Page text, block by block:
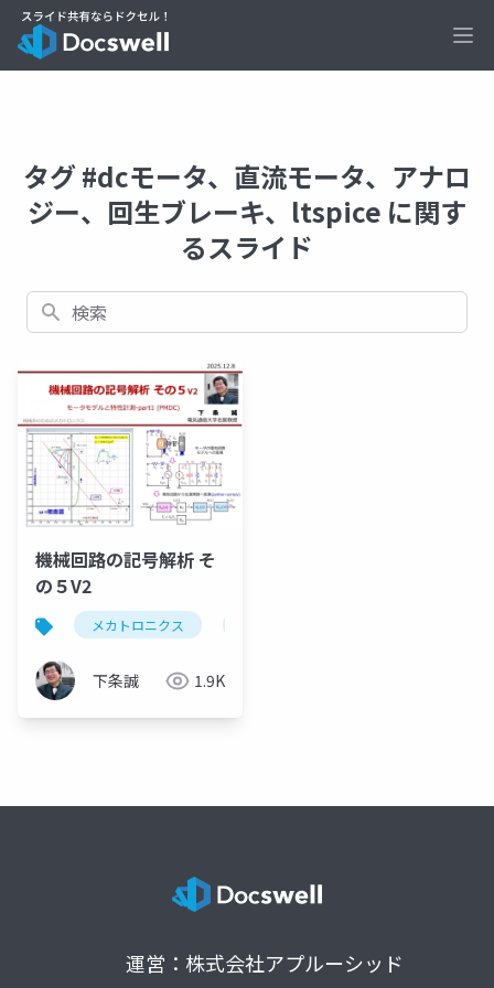
タグ #dcモータ、直流モータ、アナロ
ジー、回生ブレーキ、ltspice に関す
るスライド
検索
機械回路の記号解析 そ
の５V2
メカトロニクス
下条誠 1.9K
運営：株式会社アプルーシッド